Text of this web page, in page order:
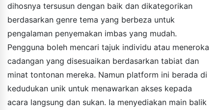
dihosnya tersusun dengan baik dan dikategorikan
berdasarkan genre tema yang berbeza untuk
pengalaman penyemakan imbas yang mudah.
Pengguna boleh mencari tajuk individu atau meneroka
cadangan yang disesuaikan berdasarkan tabiat dan
minat tontonan mereka. Namun platform ini berada di
kedudukan unik untuk menawarkan akses kepada
acara langsung dan sukan. Ia menyediakan main balik